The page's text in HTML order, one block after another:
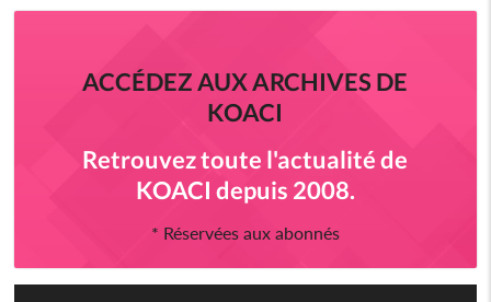
ACCÉDEZ AUX ARCHIVES DE
KOACI
Retrouvez toute l'actualité de
KOACI depuis 2008.
* Réservées aux abonnés